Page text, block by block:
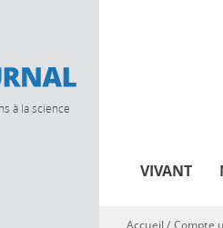
à la science
VIVANT
Vous êtes ici
Accueil/Compte